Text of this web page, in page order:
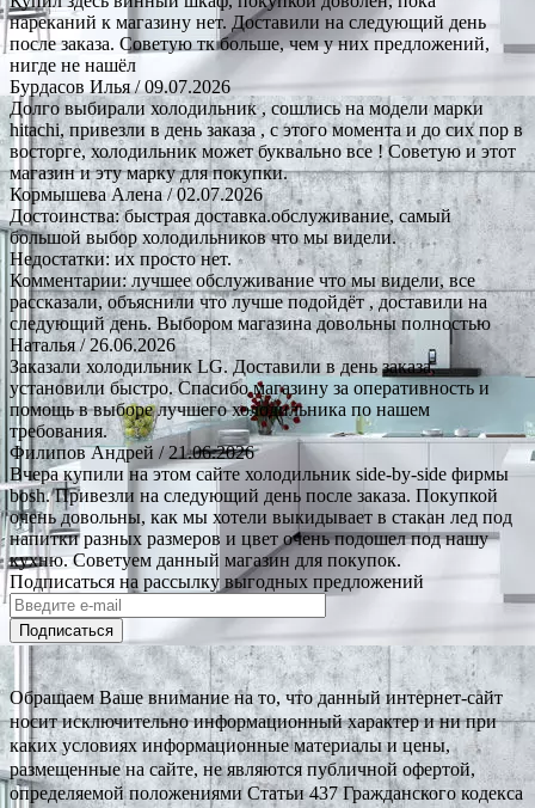
нареканий к магазину нет. Доставили на следующий день
после заказа. Советую тк больше, чем у них предложений,
нигде не нашёл
Бурдасов Илья/ 09.07.2026
Долго выбирали холодильник , сошлись на модели марки
hitachi, привезли в день заказа , с этого момента и до сих пор в
восторге, холодильник может буквально все ! Советую и этот
магазин и эту марку для покупки.
Кормышева Алена/ 02.07.2026
Достоинства: быстрая доставка.обслуживание, самый
большой выбор холодильников что мы видели.
Недостатки: их просто нет.
Комментарии: лучшее обслуживание что мы видели, все
рассказали, объяснили что лучше подойдёт , доставили на
следующий день. Выбором магазина довольны полностью
Наталья/ 26.06.2026
Заказали холодильник LG. Доставили в день заказа,
установили быстро. Спасибо магазину за оперативность и
помощь в выборе лучшего холодильника по нашем
требования.
Филипов Андрей / 21.06.2026
Вчера купили на этом сайте холодильник side-by-side фирмы
bosh. Привезли на следующий день после заказа. Покупкой
очень довольны, как мы хотели выкидывает в стакан лед под
напитки разных размеров и цвет очень подошел под нашу
кухню. Советуем данный магазин для покупок.
Подписаться на рассылку выгодных предложений
Подписаться
Обращаем Ваше внимание на то, что данный интернет-сайт
носит исключительно информационный характер и ни при
каких условиях информационные материалы и цены,
размещенные на сайте, не являются публичной офертой,
определяемой положениями Статьи 437 Гражданского кодекса